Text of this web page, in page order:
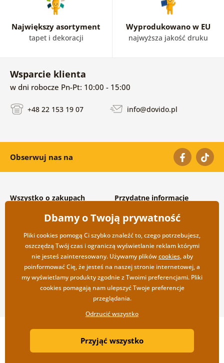
Największy asortyment
tapet i dekoracji
Wyprodukowano w EU
najwyższa jakość druku
Wsparcie klienta
w dni robocze Pn-Pt: 10:00 - 15:00
+48 22 153 19 07 info@dovido.pl
Obserwuj nas na
Wszystko o zakupach
Warunki handlowe i
reklamacyjne
Prywatność
Opcje wysyłki i płatności
Zwrot towarów
Przydatne informacje
Często zadawane pytania
Kontakt
Współpraca hurtowa
Copyright ©2019 © Dovido.pl.
| Sklep internetowy został stworzony przez
Dbamy o Twoją prywatność
Pliki cookies pomogą Ci szybko znaleźć to, czego potrzebujesz,
oszczędzą Twój czas i ograniczą wyświetlanie reklam którymi
nie jesteś zainteresowany. Używamy plikówcookies, aby
poinformować Cię, że jesteś na naszej stronie internetowej, a
my wyświetlamy produkty zgodnie z Twoimi preferencjami. Pliki
cookies pomagają nam ulepszyć Twoje preferencje
przeglądania.
Odrzucić wszystko
Przyjąć wszystko